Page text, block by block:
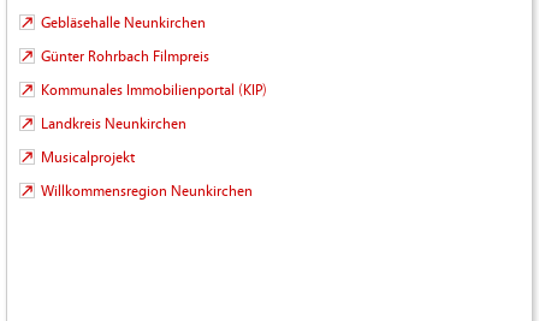
Gebläsehalle Neunkirchen
Günter Rohrbach Filmpreis
Kommunales Immobilienportal (KIP)
Landkreis Neunkirchen
Musicalprojekt
Willkommensregion Neunkirchen